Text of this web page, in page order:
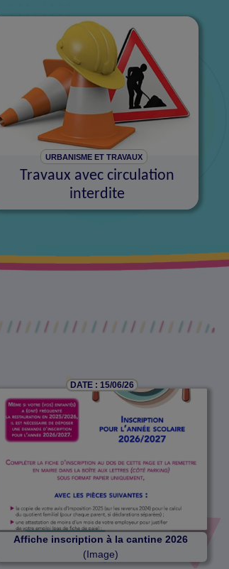
URBANISME ET TRAVAUX
Travaux avec circulation
interdite
DATE : 15/06/26
Affiche inscription à la cantine 2026
(Image)